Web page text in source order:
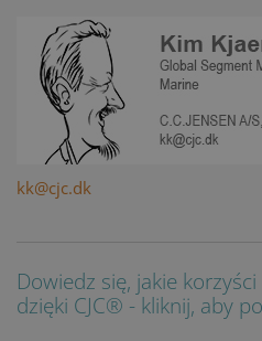
kk@cjc.dk
Dowiedz się, jakie
dzięki CJC® - kliknij, aby